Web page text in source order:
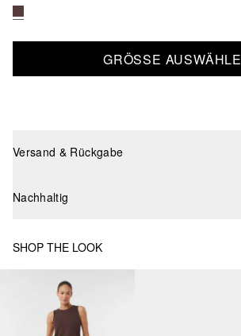
GRÖSSE AUSWÄHLEN
Versand & Rückgabe
Nachhaltig
SHOP THE LOOK